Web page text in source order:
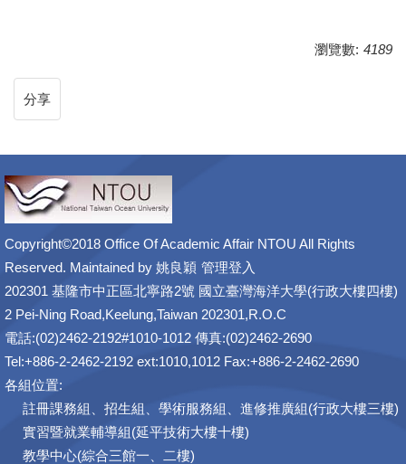
瀏覽數: 4189
分享
Copyright©2018 Office Of Academic Affair NTOU All Rights
Reserved. Maintained by 姚良穎 管理登入
202301 基隆市中正區北寧路2號 國立臺灣海洋大學(行政大樓四樓)
2 Pei-Ning Road,Keelung,Taiwan 202301,R.O.C
電話:(02)2462-2192#1010-1012 傳真:(02)2462-2690
Tel:+886-2-2462-2192 ext:1010,1012 Fax:+886-2-2462-2690
各組位置:
註冊課務組、招生組、學術服務組、進修推廣組(行政大樓三樓)
實習暨就業輔導組(延平技術大樓十樓)
教學中心(綜合三館一、二樓)